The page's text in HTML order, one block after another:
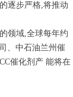
逐步严格,将推动
领域,全球每年约
、中石油兰州催
催化剂产 能将在